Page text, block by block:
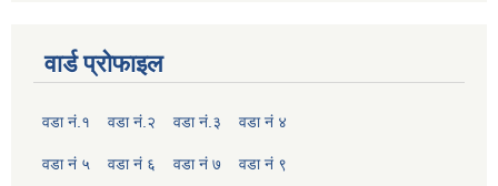
वार्ड प्रोफाइल
वडा नं.१ वडा नं.२ वडा नं.३ वडा नं ४
वडा नं ५ वडा नं ६ वडा नं ७ वडा नं ९